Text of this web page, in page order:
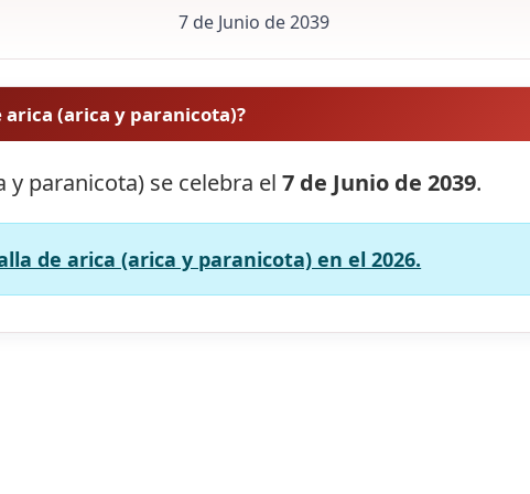
7 de Junio de 2039
arica (arica y paranicota)?
y paranicota) se celebra el7 de Junio de 2039.
de arica (arica y paranicota) en el 2026.